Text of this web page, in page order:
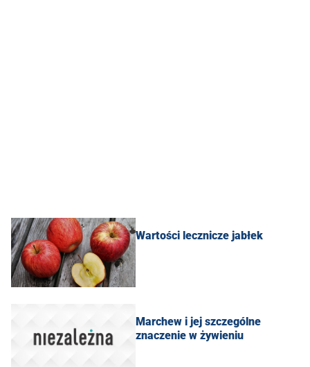
Wartości lecznicze jabłek
Marchew i jej szczególne
znaczenie w żywieniu